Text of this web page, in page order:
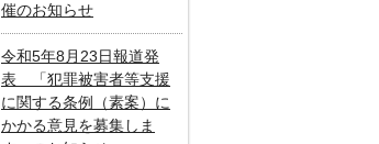
催のお知らせ
令和5年8月23日報道発
表 「犯罪被害者等支援
に関する条例（素案）に
かかる意見を募集しま